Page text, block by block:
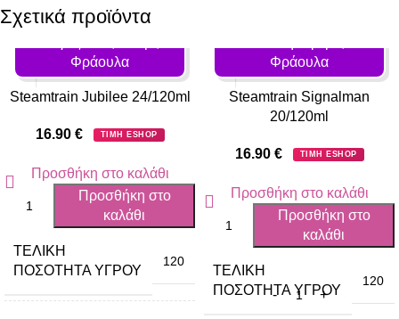
Σχετικά προϊόντα
Γεύση: Lime, Ζάχαρη,
Φράουλα
Steamtrain Jubilee 24/120ml
16.90 € ΤΙΜΗ ESHOP
Προσθήκη στο καλάθι
Προσθήκη στο
καλάθι
ΤΕΛΙΚΉ
ΠΟΣΌΤΗΤΑ ΥΓΡΟΎ
120
Φράουλα
Steamtrain Signalman
20/120ml
16.90 € ΤΙΜΗ ESHOP
Προσθήκη στο καλάθι
Προσθήκη στο
καλάθι
ΤΕΛΙΚΉ
ΠΟΣΌΤΗΤΑ ΥΓΡΟΎ
120